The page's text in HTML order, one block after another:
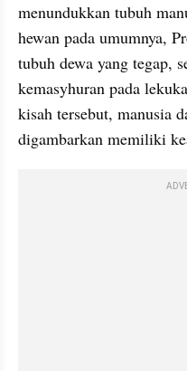
menundukkan tubuh
hewan pada umumnya,
tubuh dewa yang tegap,
kemasyhuran pada
kisah tersebut, manusia
digambarkan memiliki